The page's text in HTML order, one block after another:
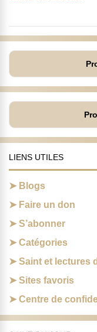
LIENS UTILES
Blogs
Faire un don
S’abonner
Catégories
Saint et lectures
Sites favoris
Centre de